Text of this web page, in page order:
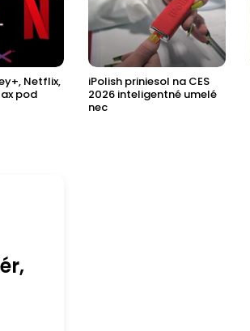
Netflix,
pod
iPolish priniesol na CES
2026 inteligentné umelé
nec